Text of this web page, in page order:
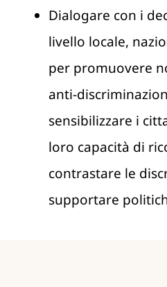
Dialogare con i
livello locale,
per promuovere
anti-
sensibilizzare i
loro capacità di
contrastare le
supportare